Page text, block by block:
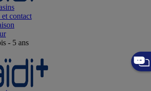
contact
- 5 ans